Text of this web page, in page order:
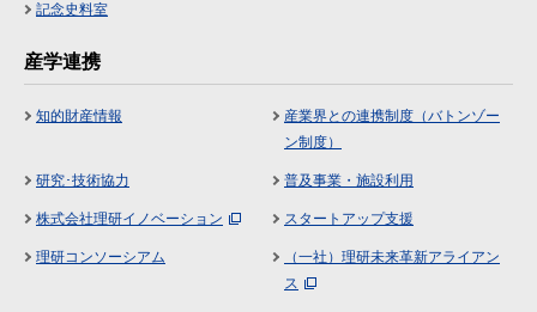
記念史料室
産学連携
知的財産情報
産業界との連携制度（バトンゾー
ン制度）
研究･技術協力 普及事業・施設利用
株式会社理研イノベーション スタートアップ支援
理研コンソーシアム
（一社）理研未来革新アライアン
ス